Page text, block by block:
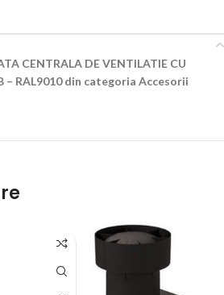
CENTRALA DE VENTILATIE CU
– RAL9010 din categoria Accesorii